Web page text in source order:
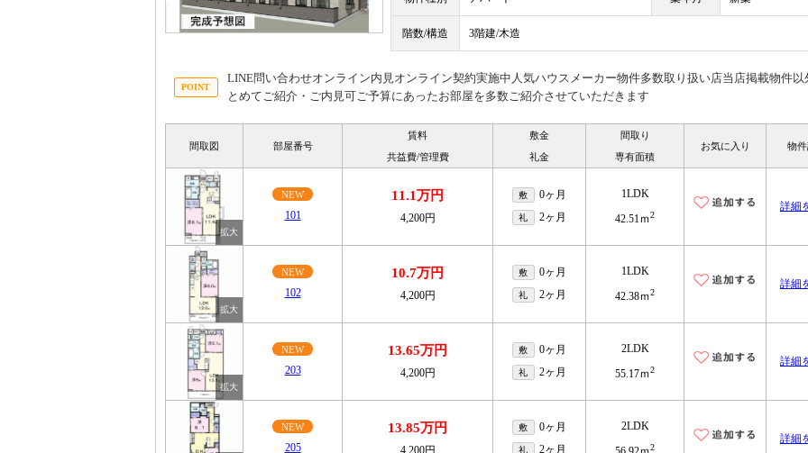
階数/構造 3階建/木造
LINE問い合わせオンライン内見オンライン契約実施中人気ハウスメーカー物件多数取り扱い店当店掲載物件以
とめてご紹介・ご内見可ご予算にあったお部屋を多数ご紹介させていただきます
間取図 部屋番号
賃料
共益費/管理費
敷金
礼金
間取り
専有面積
お気に入り 物
NEW
101
11.1万円
4,200円
敷 0ヶ月
礼 2ヶ月
1LDK
42.51ｍ2
詳細
NEW
102
10.7万円
4,200円
敷 0ヶ月
礼 2ヶ月
1LDK
42.38ｍ2
詳細
NEW
203
13.65万円
4,200円
敷 0ヶ月
礼 2ヶ月
2LDK
55.17ｍ2
詳細
NEW
205
13.85万円
4,200円
敷 0ヶ月
礼 2ヶ月
2LDK
2
詳細